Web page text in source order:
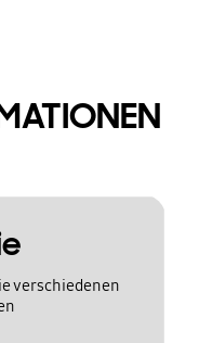
verschiedenen